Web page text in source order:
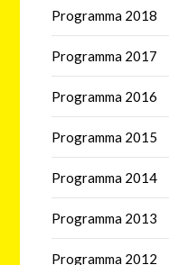
Programma 2018
Programma 2017
Programma 2016
Programma 2015
Programma 2014
Programma 2013
Programma 2012